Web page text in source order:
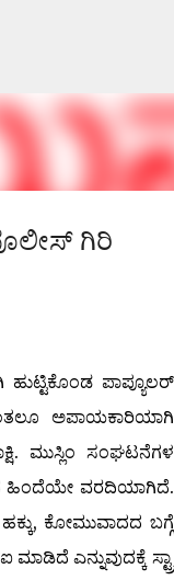
ಗಿರಿ
ಪಾಪ್ಯೂಲರ್
ಅಪಾಯಕಾರಿಯಾಗಿ
ಮುಸ್ಲಿಂ ಸಂಘಟನೆಗಳ
ಹಿಂದೆಯೇ ವರದಿಯಾಗಿದೆ.
ಕೋಮುವಾದದ ಬಗ್ಗೆ
ಎನ್ನುವುದಕ್ಕೆ